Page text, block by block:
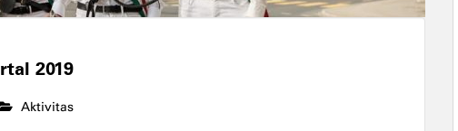
2019
Aktivitas